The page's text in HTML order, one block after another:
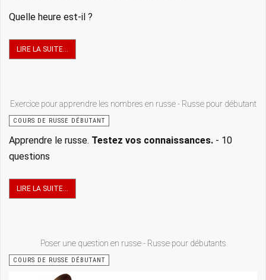
Quelle heure est-il ?
LIRE LA SUITE...
Exercice pour apprendre les nombres en russe - Russe pour débutant
COURS DE RUSSE DÉBUTANT
Apprendre le russe. Testez vos connaissances. - 10
questions
LIRE LA SUITE...
Poser une question en russe - Russe pour débutants
COURS DE RUSSE DÉBUTANT